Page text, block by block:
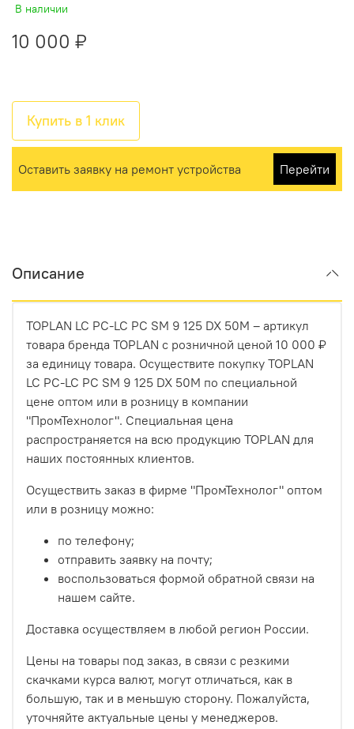
В наличии
10 000 ₽
Купить в 1 клик
Оставить заявку на ремонт устройства Перейти
Описание
TOPLAN LC PC-LC PC SM 9 125 DX 50M – артикул
товара бренда TOPLAN с розничной ценой 10 000 ₽
за единицу товара. Осуществите покупку TOPLAN
LC PC-LC PC SM 9 125 DX 50M по специальной
цене оптом или в розницу в компании
"ПромТехнолог". Специальная цена
распространяется на всю продукцию TOPLAN для
наших постоянных клиентов.
Осуществить заказ в фирме "ПромТехнолог" оптом
или в розницу можно:
по телефону;
отправить заявку на почту;
воспользоваться формой обратной связи на
нашем сайте.
Доставка осуществляем в любой регион России.
Цены на товары под заказ, в связи с резкими
скачками курса валют, могут отличаться, как в
большую, так и в меньшую сторону. Пожалуйста,
уточняйте актуальные цены у менеджеров.